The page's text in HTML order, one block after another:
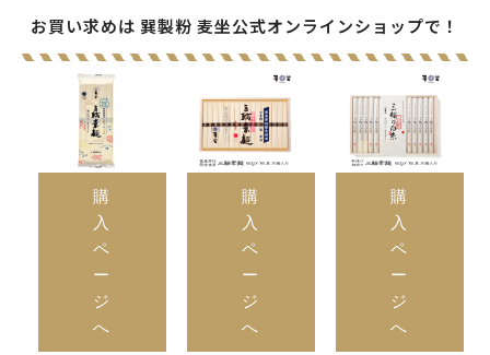
お買い求めは 巽製粉 麦坐公式オンラインショップで！
購
入
ペ
ー
ジ
へ
購
入
ペ
ー
ジ
へ
購
入
ペ
ー
ジ
へ